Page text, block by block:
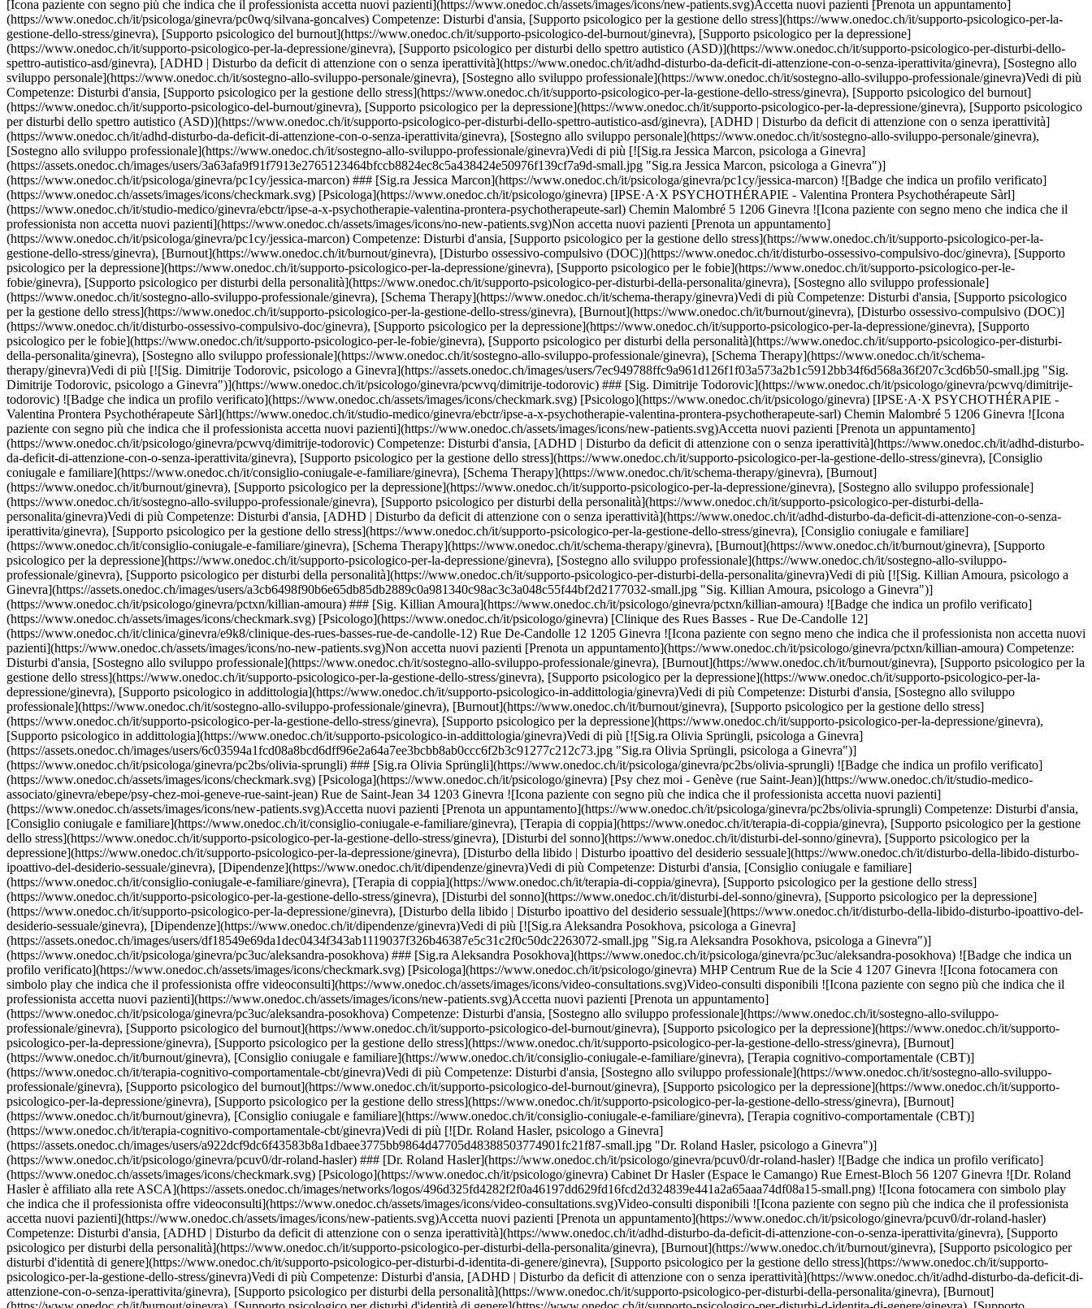
il professionista accetta nuovi pazienti](https://www.onedoc.ch/assets/images/icons/new-patients.svg)Accetta nuovi pazienti [Prenota un appuntamento](https://www.onedoc.ch/it/psicologa/ginevra/pc2bs/olivia-sprungli) Competenze: Disturbi d'ansia, [Consiglio coniugale e familiare](https://www.onedoc.ch/it/consiglio-coniugale-e-familiare/ginevra), [Terapia di coppia](https://www.onedoc.ch/it/terapia-di-coppia/ginevra), [Supporto psicologico per la gestione dello stress](https://www.onedoc.ch/it/supporto-psicologico-per-la-gestione-dello-stress/ginevra), [Disturbi del sonno](https://www.onedoc.ch/it/disturbi-del-sonno/ginevra), [Supporto psicologico per la depressione](https://www.onedoc.ch/it/supporto-psicologico-per-la-depressione/ginevra), [Disturbo della libido | Disturbo ipoattivo del desiderio sessuale](https://www.onedoc.ch/it/disturbo-della-libido-disturbo-ipoattivo-del-desiderio-sessuale/ginevra), [Dipendenze](https://www.onedoc.ch/it/dipendenze/ginevra)Vedi di più Competenze: Disturbi d'ansia, [Consiglio coniugale e familiare](https://www.onedoc.ch/it/consiglio-coniugale-e-familiare/ginevra), [Terapia di coppia](https://www.onedoc.ch/it/terapia-di-coppia/ginevra), [Supporto psicologico per la gestione dello stress](https://www.onedoc.ch/it/supporto-psicologico-per-la-gestione-dello-stress/ginevra), [Disturbi del sonno](https://www.onedoc.ch/it/disturbi-del-sonno/ginevra), [Supporto psicologico per la depressione](https://www.onedoc.ch/it/supporto-psicologico-per-la-depressione/ginevra), [Disturbo della libido | Disturbo ipoattivo del desiderio sessuale](https://www.onedoc.ch/it/disturbo-della-libido-disturbo-ipoattivo-del-desiderio-sessuale/ginevra), [Dipendenze](https://www.onedoc.ch/it/dipendenze/ginevra)Vedi di più [![Sig.ra Aleksandra Posokhova, psicologa a Ginevra](https://assets.onedoc.ch/images/users/df18549e69da1dec0434f343ab1119037f326b46387e5c31c2f0c50dc2263072-small.jpg "Sig.ra Aleksandra Posokhova, psicologa a Ginevra")](https://www.onedoc.ch/it/psicologa/ginevra/pc3uc/aleksandra-posokhova) ### [Sig.ra Aleksandra Posokhova](https://www.onedoc.ch/it/psicologa/ginevra/pc3uc/aleksandra-posokhova) ![Badge che indica un profilo verificato](https://www.onedoc.ch/assets/images/icons/checkmark.svg) [Psicologa](https://www.onedoc.ch/it/psicologo/ginevra) MHP Centrum Rue de la Scie 4 1207 Ginevra ![Icona fotocamera con simbolo play che indica che il professionista offre videoconsulti](https://www.onedoc.ch/assets/images/icons/video-consultations.svg)Video-consulti disponibili ![Icona paziente con segno più che indica che il professionista accetta nuovi pazienti](https://www.onedoc.ch/assets/images/icons/new-patients.svg)Accetta nuovi pazienti [Prenota un appuntamento](https://www.onedoc.ch/it/psicologa/ginevra/pc3uc/aleksandra-posokhova) Competenze: Disturbi d'ansia, [Sostegno allo sviluppo professionale](https://www.onedoc.ch/it/sostegno-allo-sviluppo-professionale/ginevra), [Supporto psicologico del burnout](https://www.onedoc.ch/it/supporto-psicologico-del-burnout/ginevra), [Supporto psicologico per la depressione](https://www.onedoc.ch/it/supporto-psicologico-per-la-depressione/ginevra), [Supporto psicologico per la gestione dello stress](https://www.onedoc.ch/it/supporto-psicologico-per-la-gestione-dello-stress/ginevra), [Burnout](https://www.onedoc.ch/it/burnout/ginevra), [Consiglio coniugale e familiare](https://www.onedoc.ch/it/consiglio-coniugale-e-familiare/ginevra), [Terapia cognitivo-comportamentale (CBT)](https://www.onedoc.ch/it/terapia-cognitivo-comportamentale-cbt/ginevra)Vedi di più Competenze: Disturbi d'ansia, [Sostegno allo sviluppo professionale](https://www.onedoc.ch/it/sostegno-allo-sviluppo-professionale/ginevra), [Supporto psicologico del burnout](https://www.onedoc.ch/it/supporto-psicologico-del-burnout/ginevra), [Supporto psicologico per la depressione](https://www.onedoc.ch/it/supporto-psicologico-per-la-depressione/ginevra), [Supporto psicologico per la gestione dello stress](https://www.onedoc.ch/it/supporto-psicologico-per-la-gestione-dello-stress/ginevra), [Burnout](https://www.onedoc.ch/it/burnout/ginevra), [Consiglio coniugale e familiare](https://www.onedoc.ch/it/consiglio-coniugale-e-familiare/ginevra), [Terapia cognitivo-comportamentale (CBT)](https://www.onedoc.ch/it/terapia-cognitivo-comportamentale-cbt/ginevra)Vedi di più [![Dr. Roland Hasler, psicologo a Ginevra](https://assets.onedoc.ch/images/users/a922dcf9dc6f43583b8a1dbaee3775bb9864d47705d48388503774901fc21f87-small.jpg "Dr. Roland Hasler, psicologo a Ginevra")](https://www.onedoc.ch/it/psicologo/ginevra/pcuv0/dr-roland-hasler) ### [Dr. Roland Hasler](https://www.onedoc.ch/it/psicologo/ginevra/pcuv0/dr-roland-hasler) ![Badge che indica un profilo verificato](https://www.onedoc.ch/assets/images/icons/checkmark.svg) [Psicologo](https://www.onedoc.ch/it/psicologo/ginevra) Cabinet Dr Hasler (Espace le Camango) Rue Ernest-Bloch 56 1207 Ginevra ![Dr. Roland Hasler è affiliato alla rete ASCA](https://assets.onedoc.ch/images/networks/logos/496d325fd4282f2f0a46197dd629fd16fcd2d324839e441a2a65aaa74df08a15-small.png) ![Icona fotocamera con simbolo play che indica che il professionista offre videoconsulti](https://www.onedoc.ch/assets/images/icons/video-consultations.svg)Video-consulti disponibili ![Icona paziente con segno più che indica che il professionista accetta nuovi pazienti](https://www.onedoc.ch/assets/images/icons/new-patients.svg)Accetta nuovi pazienti [Prenota un appuntamento](https://www.onedoc.ch/it/psicologo/ginevra/pcuv0/dr-roland-hasler) Competenze: Disturbi d'ansia, [ADHD | Disturbo da deficit di attenzione con o senza iperattività](https://www.onedoc.ch/it/adhd-disturbo-da-deficit-di-attenzione-con-o-senza-iperattivita/ginevra), [Supporto psicologico per disturbi della personalità](https://www.onedoc.ch/it/supporto-psicologico-per-disturbi-della-personalita/ginevra), [Burnout](https://www.onedoc.ch/it/burnout/ginevra), [Supporto psicologico per disturbi d'identità di genere](https://www.onedoc.ch/it/supporto-psicologico-per-disturbi-d-identita-di-genere/ginevra), [Supporto psicologico per la gestione dello stress](https://www.onedoc.ch/it/supporto-psicologico-per-la-gestione-dello-stress/ginevra)Vedi di più Competenze: Disturbi d'ansia, [ADHD | Disturbo da deficit di attenzione con o senza iperattività](https://www.onedoc.ch/it/adhd-disturbo-da-deficit-di-attenzione-con-o-senza-iperattivita/ginevra), [Supporto psicologico per disturbi della personalità](https://www.onedoc.ch/it/supporto-psicologico-per-disturbi-della-personalita/ginevra), [Burnout](https://www.onedoc.ch/it/burnout/ginevra), [Supporto psicologico per disturbi d'identità di genere](https://www.onedoc.ch/it/supporto-psicologico-per-disturbi-d-identita-di-genere/ginevra), [Supporto psicologico per la gestione dello stress](https://www.onedoc.ch/it/supporto-psicologico-per-la-gestione-dello-stress/ginevra)Vedi di più [![Sig.ra Leeilah Marouani, psicologa a Ginevra](https://assets.onedoc.ch/images/users/4b09960fc7fbd5a222c525b6d85edf37ceff1c0b9a31a5459d242b09ff113aa1-small.jpg "Sig.ra Leeilah Marouani, psicologa a Ginevra")](https://www.onedoc.ch/it/psicologa/ginevra/pc2v4/leeilah-marouani) ### [Sig.ra Leeilah Marouani](https://www.onedoc.ch/it/psicologa/ginevra/pc2v4/leeilah-marouani) ![Badge che indica un profilo verificato](https://www.onedoc.ch/assets/images/icons/checkmark.svg) [Psicologa](https://www.onedoc.ch/it/psicologo/ginevra) Cabinet de Leeilah Marouani, Psychologue FSP (Genève) Cours de Rive 2 1204 Ginevra ![Icona fotocamera con simbolo play che indica che il professionista offre videoconsulti](https://www.onedoc.ch/assets/images/icons/video-consultations.svg)Video-consulti disponibili ![Icona paziente con segno più che indica che il professionista accetta nuovi pazienti](https://www.onedoc.ch/assets/images/icons/new-patients.svg)Accetta nuovi pazienti [Prenota un appuntamento](https://www.onedoc.ch/it/psicologa/ginevra/pc2v4/leeilah-marouani) Competenze: Disturbi d'ansia, [Terapia cognitivo-comportamentale (CBT)](https://www.onedoc.ch/it/terapia-cognitivo-comportamentale-cbt/ginevra), [Supporto psicologico per la gestione dello stress](https://www.onedoc.ch/it/supporto-psicologico-per-la-gestione-dello-stress/ginevra), [Supporto psicologico del burnout](https://www.onedoc.ch/it/supporto-psicologico-del-burnout/ginevra), [Supporto psicologico per la depressione](https://www.onedoc.ch/it/supporto-psicologico-per-la-depressione/ginevra), [Supporto psicologico per disturbi dell'umore](https://www.onedoc.ch/it/supporto-psicologico-per-disturbi-dell-umore/ginevra), [Supporto psicologico per disturbi della personalità](https://www.onedoc.ch/it/supporto-psicologico-per-disturbi-della-personalita/ginevra), [Disturbi alimentari](https://www.onedoc.ch/it/disturbi-alimentari/ginevra), [Bilancio cognitivo | Test di abilità cognitiva](https://www.onedoc.ch/it/bilancio-cognitivo-test-di-abilita-cognitiva/ginevra), [ADHD | Disturbo da deficit di attenzione con o senza iperattività](https://www.onedoc.ch/it/adhd-disturbo-da-deficit-di-attenzione-con-o-senza-iperattivita/ginevra), [Consiglio coniugale e familiare](https://www.onedoc.ch/it/consiglio-coniugale-e-familiare/ginevra)Vedi di più Competenze: Disturbi d'ansia, [Terapia cognitivo-comportamentale (CBT)](https://www.onedoc.ch/it/terapia-cognitivo-comportamentale-cbt/ginevra), [Supporto psicologico per la gestione dello stress](https://www.onedoc.ch/it/supporto-psicologico-per-la-gestione-dello-stress/ginevra), [Supporto psicologico del burnout](https://www.onedoc.ch/it/supporto-psicologico-del-burnout/ginevra), [Supporto psicologico per la depressione](https://www.onedoc.ch/it/supporto-psicologico-per-la-depressione/ginevra), [Supporto psicologico per disturbi dell'umore](https://www.onedoc.ch/it/supporto-psicologico-per-disturbi-dell-umore/ginevra), [Supporto psicologico per disturbi della personalità](https://www.onedoc.ch/it/supporto-psicolo